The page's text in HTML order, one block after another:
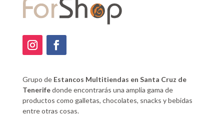
Grupo de Estancos Multitiendas en Santa Cruz de
Tenerifedonde encontrarás una amplia gama de
productos como galletas, chocolates, snacks y bebidas
entre otras cosas.